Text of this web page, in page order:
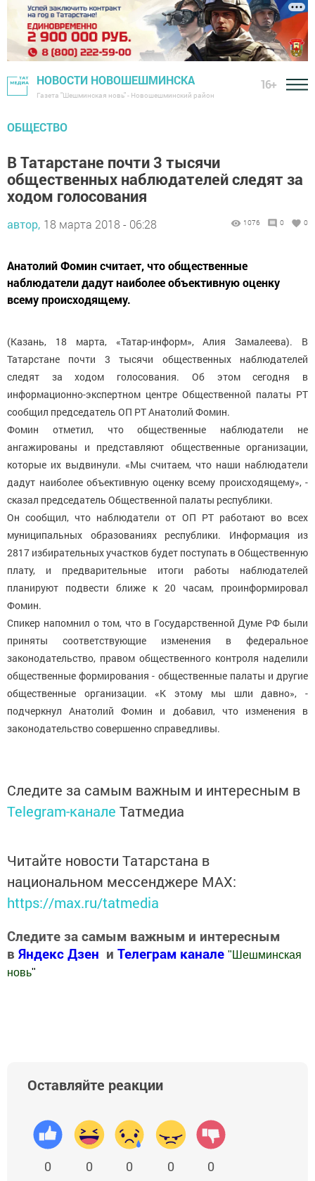
НОВОСТИ НОВОШЕШМИНСКА
Газета "Шешминская новь" - Новошешминский район
16+
ОБЩЕСТВО
В Татарстане почти 3 тысячи
общественных наблюдателей следят за
ходом голосования
автор, 18 марта 2018 - 06:28 1076 0 0
Анатолий Фомин считает, что общественные
наблюдатели дадут наиболее объективную оценку
всему происходящему.
(Казань, 18 марта, «Татар-информ», Алия Замалеева). В
Татарстане почти 3 тысячи общественных наблюдателей
следят за ходом голосования. Об этом сегодня в
информационно-экспертном центре Общественной палаты РТ
сообщил председатель ОП РТ Анатолий Фомин.
Фомин отметил, что общественные наблюдатели не
ангажированы и представляют общественные организации,
которые их выдвинули. «Мы считаем, что наши наблюдатели
дадут наиболее объективную оценку всему происходящему», -
сказал председатель Общественной палаты республики.
Он сообщил, что наблюдатели от ОП РТ работают во всех
муниципальных образованиях республики. Информация из
2817 избирательных участков будет поступать в Общественную
плату, и предварительные итоги работы наблюдателей
планируют подвести ближе к 20 часам, проинформировал
Фомин.
Спикер напомнил о том, что в Государственной Думе РФ были
приняты соответствующие изменения в федеральное
законодательство, правом общественного контроля наделили
общественные формирования - общественные палаты и другие
общественные организации. «К этому мы шли давно», -
подчеркнул Анатолий Фомин и добавил, что изменения в
законодательство совершенно справедливы.
Следите за самым важным и интересным в
Telegram-канале Татмедиа
Читайте новости Татарстана в
национальном мессенджере MАХ:
https://max.ru/tatmedia
Следите за самым важным и интересным
в Яндекс Дзен и Телеграм канале " Шешминская
новь"
Оставляйте реакции
0 0 0 0 0